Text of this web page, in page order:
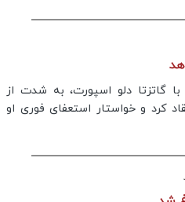
گاتزتا دلو اسپورت، به شدت از
کرد و خواستار استعفای فوری او